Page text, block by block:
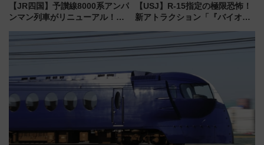
【JR四国】予讃線8000系アンパ
ンマン列車がリニューアル！内
今年12月
【USJ】R-15指定の極限恐怖！
新アトラクション「『バイオハ
ブ」今秋登場 ―予測不能の恐
怖に泣き叫べ―